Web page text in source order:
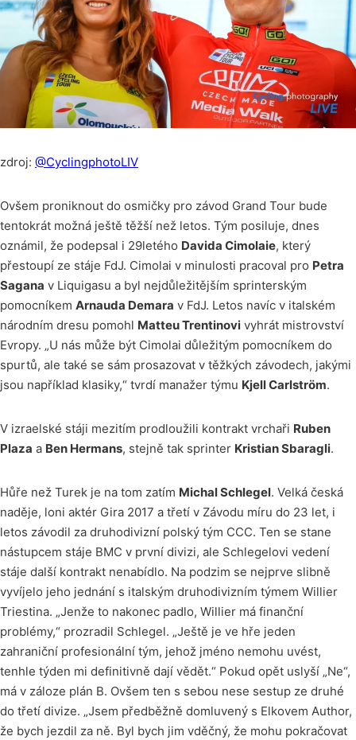
zdroj: @CyclingphotoLIV
Ovšem proniknout do osmičky pro závod Grand Tour bude
tentokrát možná ještě těžší než letos. Tým posiluje, dnes
oznámil, že podepsal i 29letého Davida Cimolaie, který
přestoupí ze stáje FdJ. Cimolai v minulosti pracoval pro Petra
Sagana v Liquigasu a byl nejdůležitějším sprinterským
pomocníkem Arnauda Demara v FdJ. Letos navíc v italském
národním dresu pomohl Matteu Trentinovi vyhrát mistrovství
Evropy. „U nás může být Cimolai důležitým pomocníkem do
spurtů, ale také se sám prosazovat v těžkých závodech, jakými
jsou například klasiky,“ tvrdí manažer týmu Kjell Carlström.
V izraelské stáji mezitím prodloužili kontrakt vrchaři Ruben
Plaza a Ben Hermans, stejně tak sprinter Kristian Sbaragli.
Hůře než Turek je na tom zatím Michal Schlegel. Velká česká
naděje, loni aktér Gira 2017 a třetí v Závodu míru do 23 let, i
letos závodil za druhodivizní polský tým CCC. Ten se stane
nástupcem stáje BMC v první divizi, ale Schlegelovi vedení
stáje další kontrakt nenabídlo. Na podzim se nejprve slibně
vyvíjelo jeho jednání s italským druhodivizním týmem Willier
Triestina. „Jenže to nakonec padlo, Willier má finanční
problémy,“ prozradil Schlegel. „Ještě je ve hře jeden
zahraniční profesionální tým, jehož jméno nemohu uvést,
tenhle týden mi definitivně dají vědět.“ Pokud opět uslyší „Ne“,
má v záloze plán B. Ovšem ten s sebou nese sestup ze druhé
do třetí divize. „Jsem předběžně domluvený s Elkovem Author,
že bych jezdil za ně. Byl bych jim vděčný, že mohu pokračovat